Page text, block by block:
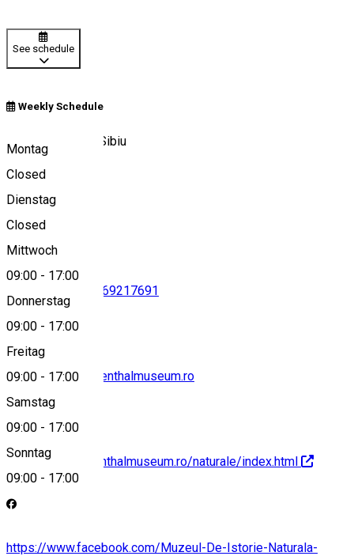
See schedule
Weekly Schedule
Montag
Closed
Dienstag
Closed
Mittwoch
09:00 - 17:00
Donnerstag
09:00 - 17:00
Freitag
09:00 - 17:00
Samstag
09:00 - 17:00
Sonntag
09:00 - 17:00
Str. Cetăţii, Nr. 1, Sibiu
View on map
0269217691
secretariat@brukenthalmuseum.ro
http://www.brukenthalmuseum.ro/naturale/index.html
https://www.facebook.com/Muzeul-De-Istorie-Naturala-